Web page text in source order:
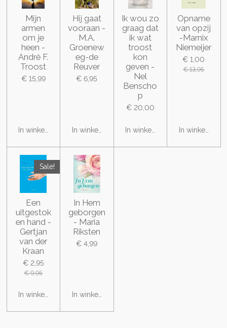
Mijn
armen
om je
heen -
André F.
Troost
€ 15,99
In winkelwagen
Hij gaat
vooraan -
M.A.
Groenew
eg-de
Reuver
€ 6,95
In winkelwagen
Ik wou zo
graag dat
ik wat
troost
kon
geven -
Nel
Benscho
p
€ 20,00
In winkelwagen
Opname
van opzij
-Marnix
Niemeijer
€ 1,00
€ 13,95
In
Sale!
Een
uitgestok
en hand -
Gertjan
van der
Kraan
€ 2,95
€ 9,95
In winkelwagen
In Hem
geborgen
- Maria
Riksten
€ 4,99
In winkelwagen